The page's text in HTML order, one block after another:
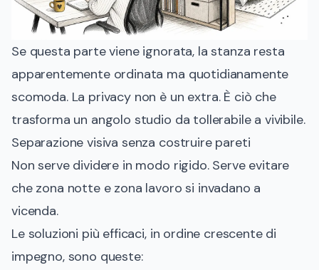
Se questa parte viene ignorata, la stanza resta
apparentemente ordinata ma quotidianamente
scomoda. La privacy non è un extra. È ciò che
trasforma un angolo studio da tollerabile a vivibile.
Separazione visiva senza costruire pareti
Non serve dividere in modo rigido. Serve evitare
che zona notte e zona lavoro si invadano a
vicenda.
Le soluzioni più efficaci, in ordine crescente di
impegno, sono queste: